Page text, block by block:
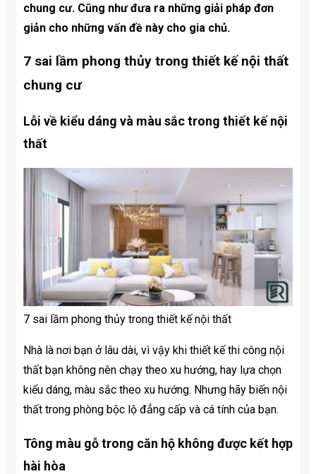
chung cư. Cũng như đưa ra những giải pháp đơn
giản cho những vấn đề này cho gia chủ.
7 sai lầm phong thủy trong thiết kế nội thất
chung cư
Lỗi về kiểu dáng và màu sắc trong thiết kế nội
thất
7 sai lầm phong thủy trong thiết kế nội thất
Nhà là nơi bạn ở lâu dài, vì vậy khi thiết kế thi công nội
thất bạn không nên chạy theo xu hướng, hay lựa chọn
kiểu dáng, màu sắc theo xu hướng. Nhưng hãy biến nội
thất trong phòng bộc lộ đẳng cấp và cá tính của bạn.
Tông màu gỗ trong căn hộ không được kết hợp
hài hòa